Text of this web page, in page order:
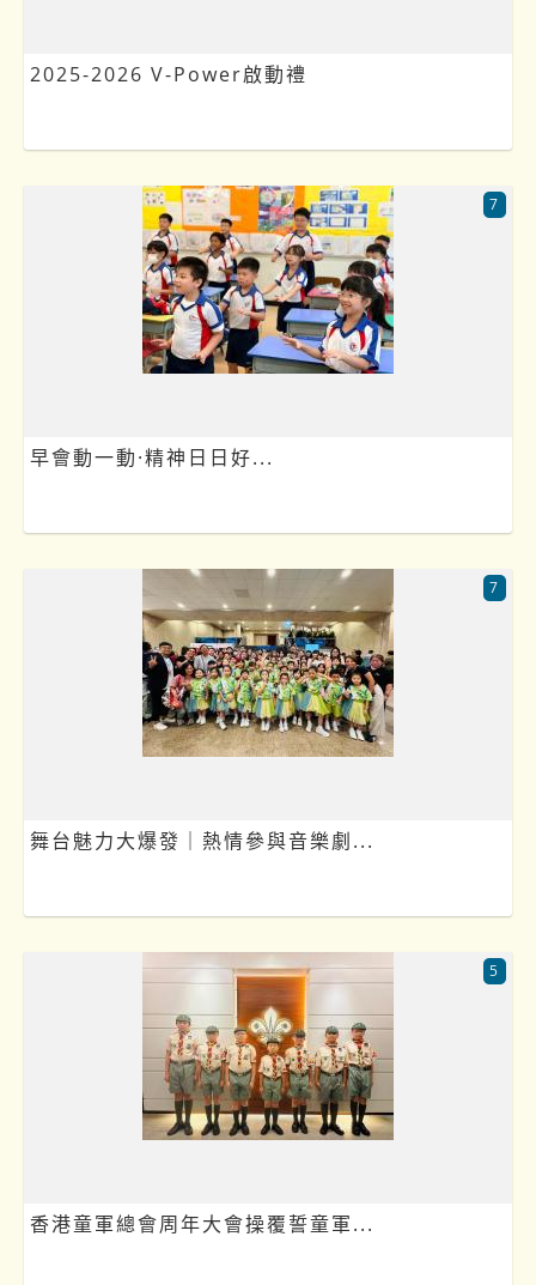
2025-2026 V-Power啟動禮
早會動一動·精神日日好...
7
舞台魅力大爆發｜熱情參與音樂劇...
7
香港童軍總會周年大會操覆誓童軍...
5